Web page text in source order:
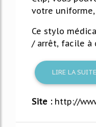
votre
Ce stylo
/ arrêt, facile à
LIRE LA SUITE
Site : http://